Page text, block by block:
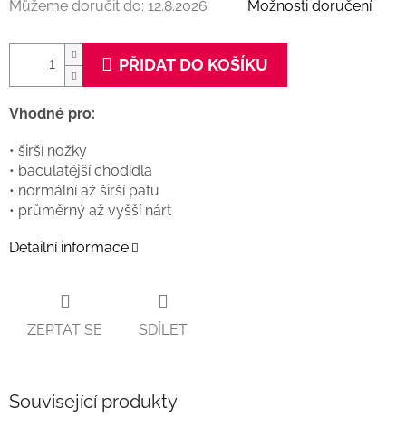
Můžeme doručit do: 12.8.2026 Možnosti doručení
PŘIDAT DO KOŠÍKU
Vhodné pro:
• širší nožky
• baculatější chodidla
• normální až širší patu
• průměrný až vyšší nárt
Detailní informace
ZEPTAT SE SDÍLET
Související produkty